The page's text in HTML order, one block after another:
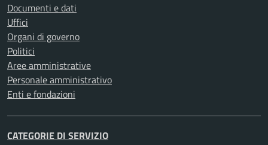
Documenti e dati
Uffici
Organi di governo
Politici
Aree amministrative
Personale amministrativo
Enti e fondazioni
CATEGORIE DI SERVIZIO